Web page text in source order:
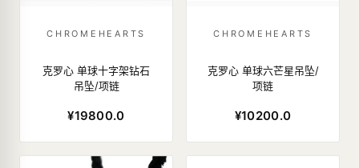
CHROMEHEARTS
克罗心 单球十字架钻石
吊坠/项链
¥19800.0
CHROMEHEARTS
克罗心 单球六芒星吊坠/
项链
¥10200.0